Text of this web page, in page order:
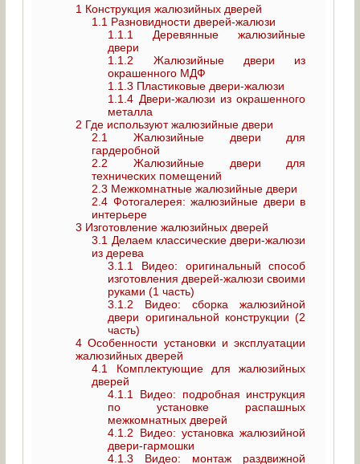
1 Конструкция жалюзийных дверей
1.1 Разновидности дверей-жалюзи
1.1.1
Деревянные жалюзийные
двери
1.1.2 Жалюзийные двери из
окрашенного МДФ
1.1.3 Пластиковые двери-жалюзи
1.1.4 Двери-жалюзи из окрашенного
металла
2 Где используют жалюзийные двери
2.1
Жалюзийные двери для
гардеробной
2.2 Жалюзийные двери для
технических помещений
2.3 Межкомнатные жалюзийные двери
2.4 Фотогалерея: жалюзийные двери в
интерьере
3 Изготовление жалюзийных дверей
3.1 Делаем классические двери-жалюзи
из дерева
3.1.1
Видео: оригинальный способ
изготовления дверей-жалюзи своими
руками (1 часть)
3.1.2 Видео: сборка жалюзийной
двери оригинальной конструкции (2
часть)
4 Особенности установки и эксплуатации
жалюзийных дверей
4.1
Комплектующие для жалюзийных
дверей
4.1.1
Видео: подробная инструкция
по установке распашных
межкомнатных дверей
4.1.2 Видео: установка жалюзийной
двери-гармошки
4.1.3 Видео: монтаж раздвижной